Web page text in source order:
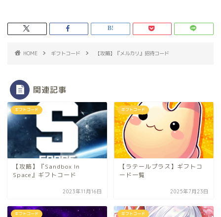
HOME ギフトコード 【攻略】『メルカリ』招待コード
関連記事
ギフトコード
【攻略】『Sandbox In
Space』ギフトコード
2023年11月16日
ギフトコード
【ラテールプラス】ギフトコ
ード一覧
2025年7月23日
ギフトコード ギフトコード